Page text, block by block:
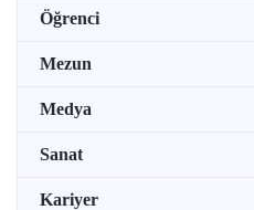
Öğrenci
Mezun
Medya
Sanat
Kariyer